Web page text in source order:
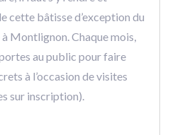
cette bâtisse d’exception du
Montlignon. Chaque mois,
au public pour faire
à l’occasion de visites
sur inscription).